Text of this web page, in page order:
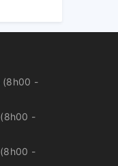
(8h00 -
(8h00 -
(8h00 -